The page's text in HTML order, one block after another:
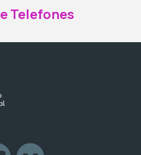
Telefones